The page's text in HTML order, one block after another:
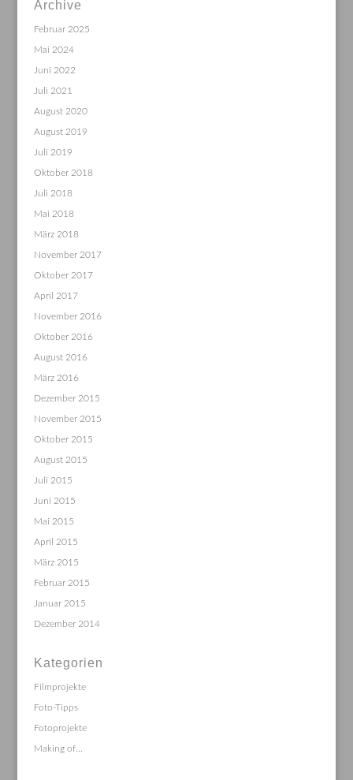
Archive
Februar 2025
Mai 2024
Juni 2022
Juli 2021
August 2020
August 2019
Juli 2019
Oktober 2018
Juli 2018
Mai 2018
März 2018
November 2017
Oktober 2017
April 2017
November 2016
Oktober 2016
August 2016
März 2016
Dezember 2015
November 2015
Oktober 2015
August 2015
Juli 2015
Juni 2015
Mai 2015
April 2015
März 2015
Februar 2015
Januar 2015
Dezember 2014
Kategorien
Filmprojekte
Foto-Tipps
Fotoprojekte
Making of…